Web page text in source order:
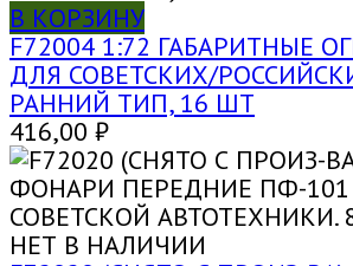
В КОРЗИНУ
F72004 1:72 ГАБАРИТНЫЕ
ДЛЯ СОВЕТСКИХ/
РАННИЙ ТИП, 16 ШТ
416,00 ₽
НЕТ В НАЛИЧИИ